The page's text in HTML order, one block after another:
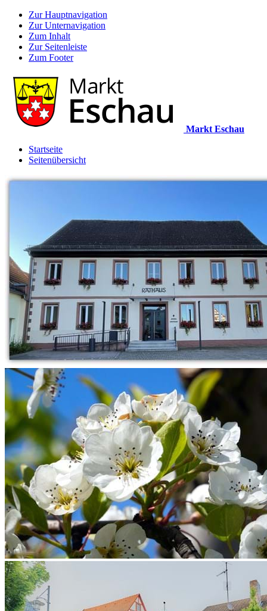
Zur Hauptnavigation
Zur Unternavigation
Zum Inhalt
Zur Seitenleiste
Zum Footer
Markt Eschau
Startseite
Seitenübersicht